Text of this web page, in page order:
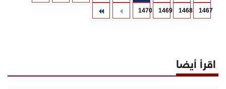
1467
1468
1469
1470
اقرأ أيضا